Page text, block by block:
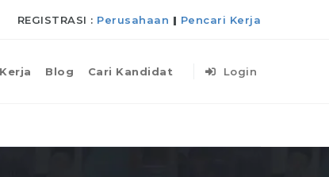
REGISTRASI : Perusahaan | Pencari Kerja
Blog Cari Kandidat Login